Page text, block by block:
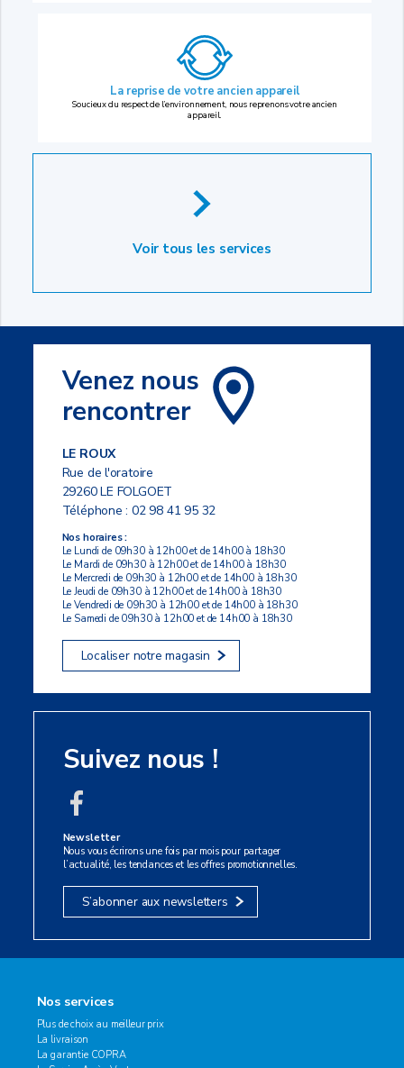
La reprise de votre ancien appareil
Soucieux du respect de l’environnement, nous reprenons votre ancien
appareil.
Voir tous les services
Venez nous
rencontrer
LE ROUX
Rue de l'oratoire
29260 LE FOLGOET
Téléphone :02 98 41 95 32
Nos horaires :
Le Lundi de 09h30 à 12h00 et de 14h00 à 18h30
Le Mardi de 09h30 à 12h00 et de 14h00 à 18h30
Le Mercredi de 09h30 à 12h00 et de 14h00 à 18h30
Le Jeudi de 09h30 à 12h00 et de 14h00 à 18h30
Le Vendredi de 09h30 à 12h00 et de 14h00 à 18h30
Le Samedi de 09h30 à 12h00 et de 14h00 à 18h30
Localiser notre magasin
Suivez nous !
Newsletter
Nous vous écrirons une fois par mois pour partager
l’actualité, les tendances et les offres promotionnelles.
S’abonner aux newsletters
Nos services
Plus de choix au meilleur prix
La livraison
La garantie COPRA